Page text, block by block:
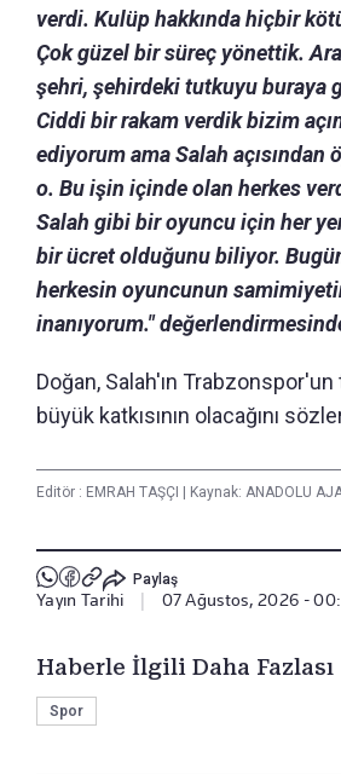
verdi. Kulüp hakkında hiçbir
Çok güzel bir süreç yönettik.
şehri, şehirdeki tutkuyu buraya
Ciddi bir rakam verdik bizim
ediyorum ama Salah açısından
o. Bu işin içinde olan herkes
Salah gibi bir oyuncu için her
bir ücret olduğunu biliyor.
herkesin oyuncunun
inanıyorum."
Doğan, Salah'ın Trabzonspor'un
büyük katkısının olacağını
Editör : EMRAH TAŞÇI Kaynak: ANADOLU
Paylaş
Yayın Tarihi 07 Ağustos, 2026 -
Haberle İlgili Daha Fazlası
Spor